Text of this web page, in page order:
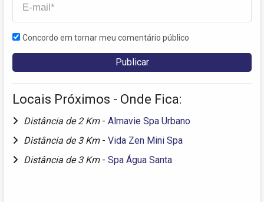
Concordo em tornar meu comentário público
Locais Próximos - Onde Fica:
Distância de 2 Km - Almavie Spa Urbano
Distância de 3 Km - Vida Zen Mini Spa
Distância de 3 Km - Spa Água Santa